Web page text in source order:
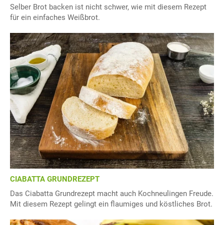
Selber Brot backen ist nicht schwer, wie mit diesem Rezept
für ein einfaches Weißbrot.
CIABATTA GRUNDREZEPT
Das Ciabatta Grundrezept macht auch Kochneulingen Freude.
Mit diesem Rezept gelingt ein flaumiges und köstliches Brot.